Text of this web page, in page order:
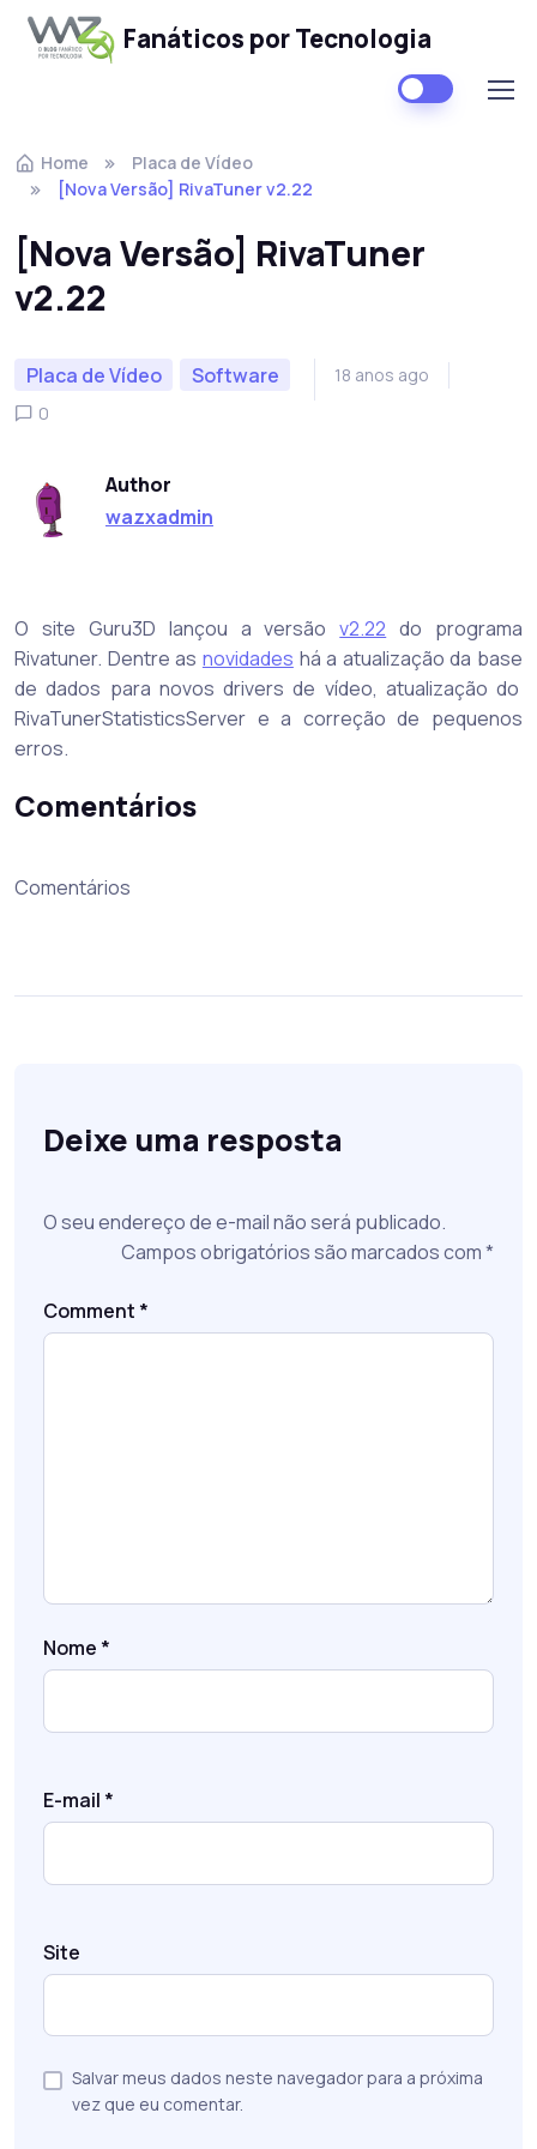
Fanáticos por Tecnologia
Home
Placa de Vídeo
[Nova Versão] RivaTuner v2.22
[Nova Versão] RivaTuner
v2.22
Placa de Vídeo Software
18 anos ago
0
Author
wazxadmin
O site Guru3D lançou a versãov2.22 do programa
Rivatuner. Dentre as novidades há a atualização da base
de dados para novos drivers de vídeo, atualização do
RivaTunerStatisticsServer e a correção de pequenos
erros.
Comentários
Comentários
Deixe uma resposta
O seu endereço de e-mail não será publicado.
Campos obrigatórios são marcados com*
Comment *
Nome *
E-mail *
Site
Salvar meus dados neste navegador para a próxima
vez que eu comentar.